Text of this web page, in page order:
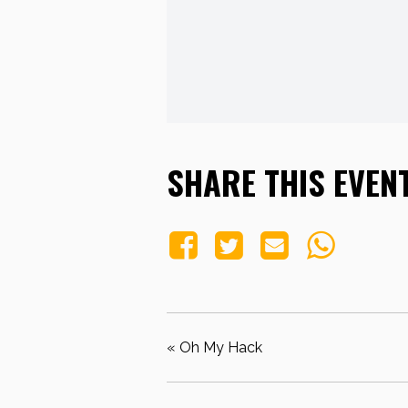
SHARE THIS
« Oh My Hack